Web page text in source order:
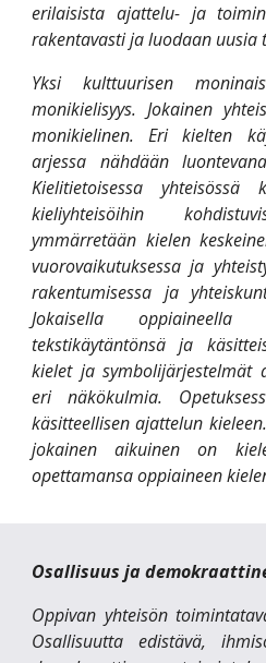
erilaisista ajattelu- ja
rakentavasti ja luodaan uusia
Yksi kulttuurisen
monikielisyys. Jokainen
monikielinen. Eri kielten
arjessa nähdään
Kielitietoisessa
kieliyhteisöihin
ymmärretään kielen
vuorovaikutuksessa ja
rakentumisessa ja
Jokaisella
tekstikäytäntönsä ja
kielet ja symbolijärjestelmät
eri näkökulmia.
käsitteellisen ajattelun
jokainen aikuinen on
opettamansa oppiaineen
Osallisuus ja
Oppivan yhteisön
Osallisuutta edistävä,